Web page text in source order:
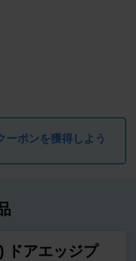
ポンを獲得しよう
ドアエッジプ